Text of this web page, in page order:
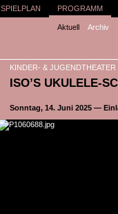
SPIELPLAN PROGRAMM
Aktuell Archiv
KINDER- & JUGENDTHEATER
ISO’S UKULELE-
Sonntag, 14. Juni 2025 —